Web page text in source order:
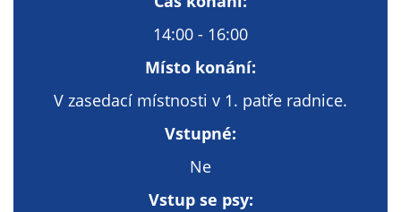
14:00 - 16:00
Místo konání:
V zasedací místnosti v 1. patře radnice.
Vstupné:
Ne
Vstup se psy:
Technické
Technické
cookies jsou
nezbytné pro
správné
funkcí, které